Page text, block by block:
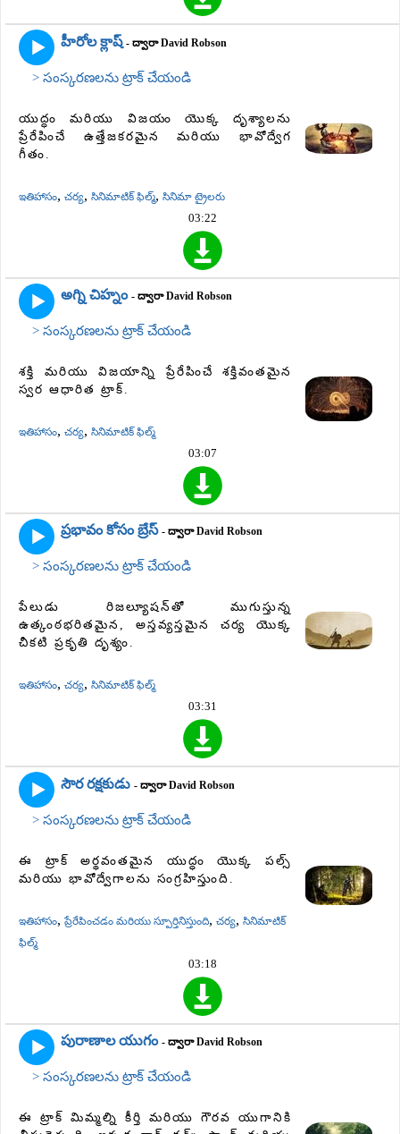
హీరోల క్లాష్ - ద్వారా David Robson
> సంస్కరణలను ట్రాక్ చేయండి
యుద్ధం మరియు విజయం యొక్క దృశ్యాలను
ప్రేరేపించే ఉత్తేజకరమైన మరియు భావోద్వేగ
గీతం.
ఇతిహాసం, చర్య, సినిమాటిక్ ఫిల్మ్, సినిమా ట్రైలరు
03:22
అగ్ని చిహ్నం - ద్వారా David Robson
> సంస్కరణలను ట్రాక్ చేయండి
శక్తి మరియు విజయాన్ని ప్రేరేపించే శక్తివంతమైన
స్వర ఆధారిత ట్రాక్.
ఇతిహాసం, చర్య, సినిమాటిక్ ఫిల్మ్
03:07
ప్రభావం కోసం బ్రేస్ - ద్వారా David Robson
> సంస్కరణలను ట్రాక్ చేయండి
పేలుడు రిజల్యూషన్‌తో ముగుస్తున్న
ఉత్కంఠభరితమైన, అస్తవ్యస్తమైన చర్య యొక్క
చీకటి ప్రకృతి దృశ్యం.
ఇతిహాసం, చర్య, సినిమాటిక్ ఫిల్మ్
03:31
సౌర రక్షకుడు - ద్వారా David Robson
> సంస్కరణలను ట్రాక్ చేయండి
ఈ ట్రాక్ అర్థవంతమైన యుద్ధం యొక్క పల్స్
మరియు భావోద్వేగాలను సంగ్రహిస్తుంది.
ఇతిహాసం,ప్రేరేపించడం మరియు స్పూర్తినిస్తుంది, చర్య, సినిమాటిక్
ఫిల్మ్
03:18
పురాణాల యుగం - ద్వారా David Robson
> సంస్కరణలను ట్రాక్ చేయండి
ఈ ట్రాక్ మిమ్మల్ని కీర్తి మరియు గౌరవ యుగానికి